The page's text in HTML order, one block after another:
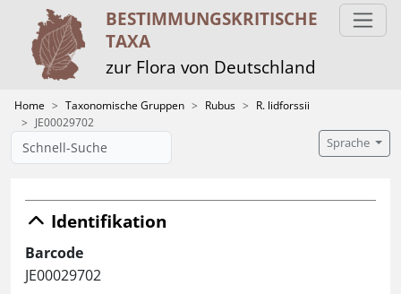
BESTIMMUNGS­KRITISCHE
TAXA
zur Flora von Deutschland
Home Taxonomische Gruppen Rubus
R. lidforssii
JE00029702
Sprache
Identifikation
Barcode
JE00029702